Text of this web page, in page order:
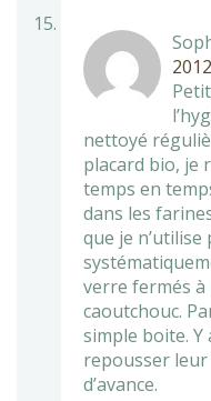
nettoyé
placard bio, je
temps en
dans les
que je n’utilise
verre fermés à
caoutchouc.
simple boite. Y
repousser leur
d’avance.